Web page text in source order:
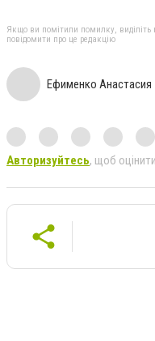
Якщо ви помітили помилку, виділіть
повідомити про це редакцію
Ефименко Анастасия
Авторизуйтесь, щоб оцінити